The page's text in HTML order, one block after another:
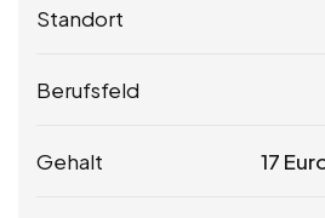
Standort
Berufsfeld
Gehalt 17